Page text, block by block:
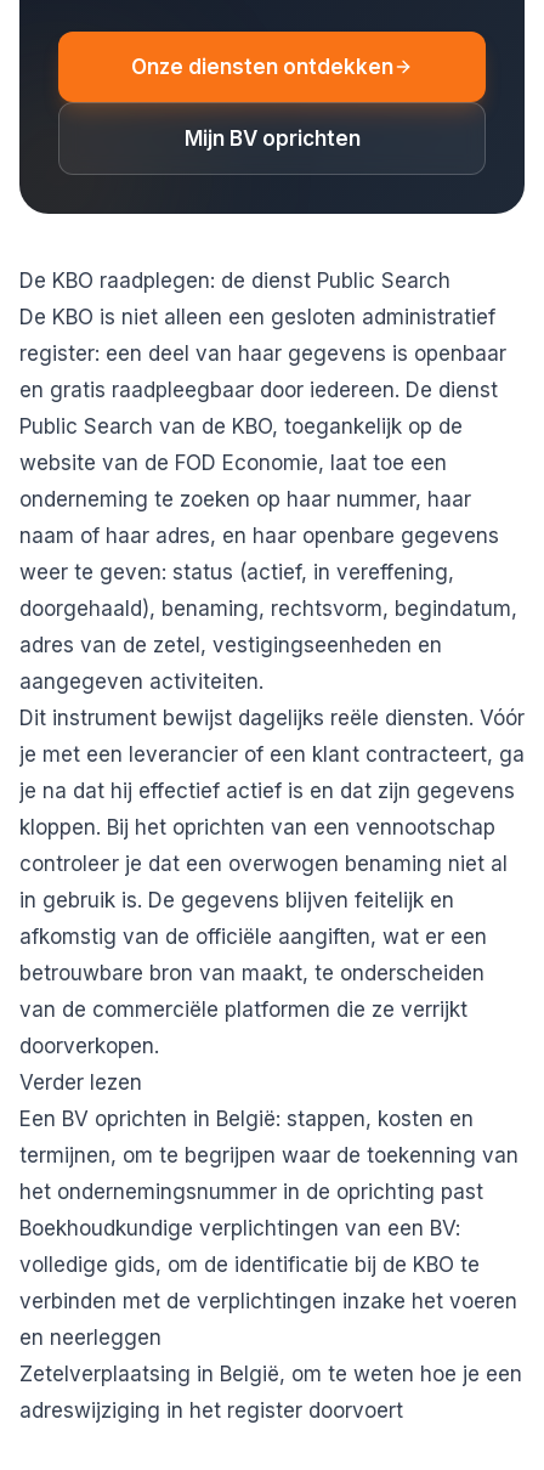
Onze diensten ontdekken
Mijn BV oprichten
De KBO raadplegen: de dienst Public Search
De KBO is niet alleen een gesloten administratief
register: een deel van haar gegevens is openbaar
en gratis raadpleegbaar door iedereen. De dienst
Public Search van de KBO, toegankelijk op de
website van de FOD Economie, laat toe een
onderneming te zoeken op haar nummer, haar
naam of haar adres, en haar openbare gegevens
weer te geven: status (actief, in vereffening,
doorgehaald), benaming, rechtsvorm, begindatum,
adres van de zetel, vestigingseenheden en
aangegeven activiteiten.
Dit instrument bewijst dagelijks reële diensten. Vóór
je met een leverancier of een klant contracteert, ga
je na dat hij effectief actief is en dat zijn gegevens
kloppen. Bij het oprichten van een vennootschap
controleer je dat een overwogen benaming niet al
in gebruik is. De gegevens blijven feitelijk en
afkomstig van de officiële aangiften, wat er een
betrouwbare bron van maakt, te onderscheiden
van de commerciële platformen die ze verrijkt
doorverkopen.
Verder lezen
Een BV oprichten in België: stappen, kosten en
termijnen, om te begrijpen waar de toekenning van
het ondernemingsnummer in de oprichting past
Boekhoudkundige verplichtingen van een BV:
volledige gids, om de identificatie bij de KBO te
verbinden met de verplichtingen inzake het voeren
en neerleggen
Zetelverplaatsing in België, om te weten hoe je een
adreswijziging in het register doorvoert